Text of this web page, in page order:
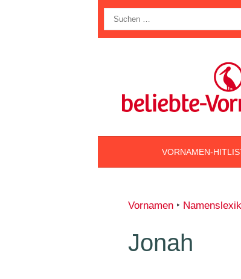
nach:
VORNAMEN-
Vornamen ‣
Jonah